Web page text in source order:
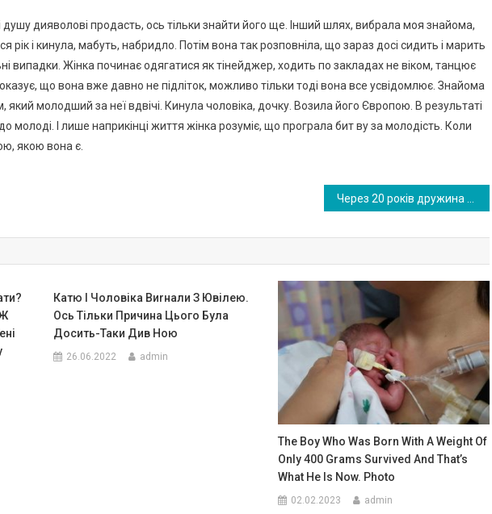
душу дияволові продасть, ось тільки знайти його ще. Інший шлях, вибрала моя знайома,
рік і кинула, мабуть, набридло. Потім вона так розповніла, що зараз досі сидить і марить
випадки. Жінка починає одягатися як тінейджер, ходить по закладах не віком, танцює
що вона вже давно не підліток, можливо тільки тоді вона все усвідомлює. Знайома
молодший за неї вдвічі. Кинула чоловіка, дочку. Возила його Європою. В результаті
молоді. І лише наприкінці життя жінка розуміє, що програла бит ву за молодість. Коли
якою вона є.
Катю І Чоловіка Виrнали З Ювілею.
Ось Тільки Причина Цього Була
Досить-Таки Див Ною
26.06.2022 admin
The Boy Who Was Born With A Weight Of
Only 400 Grams Survived And That’s
What He Is Now. Photo
02.02.2023 admin